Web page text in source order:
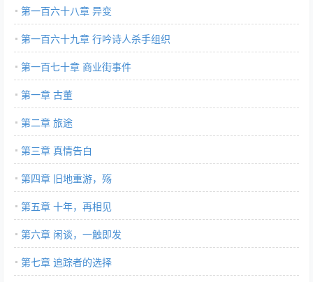
第一百六十八章 异变
第一百六十九章 行吟诗人杀手组织
第一百七十章 商业街事件
第一章 古董
第二章 旅途
第三章 真情告白
第四章 旧地重游，殇
第五章 十年，再相见
第六章 闲谈，一触即发
第七章 追踪者的选择